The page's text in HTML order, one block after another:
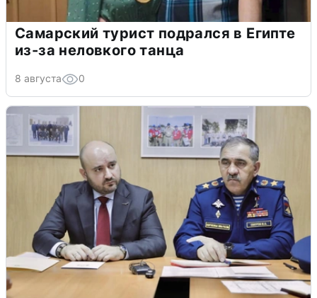
Самарский турист подрался в Египте
из-за неловкого танца
8 августа 0